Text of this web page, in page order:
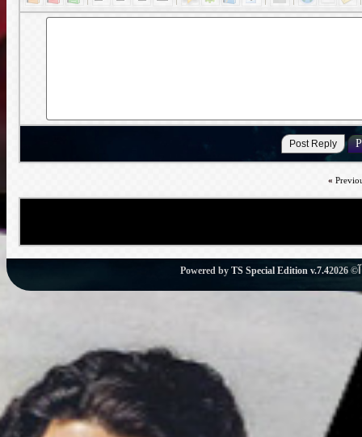
«
Powered by TS Special Edition v.7.4